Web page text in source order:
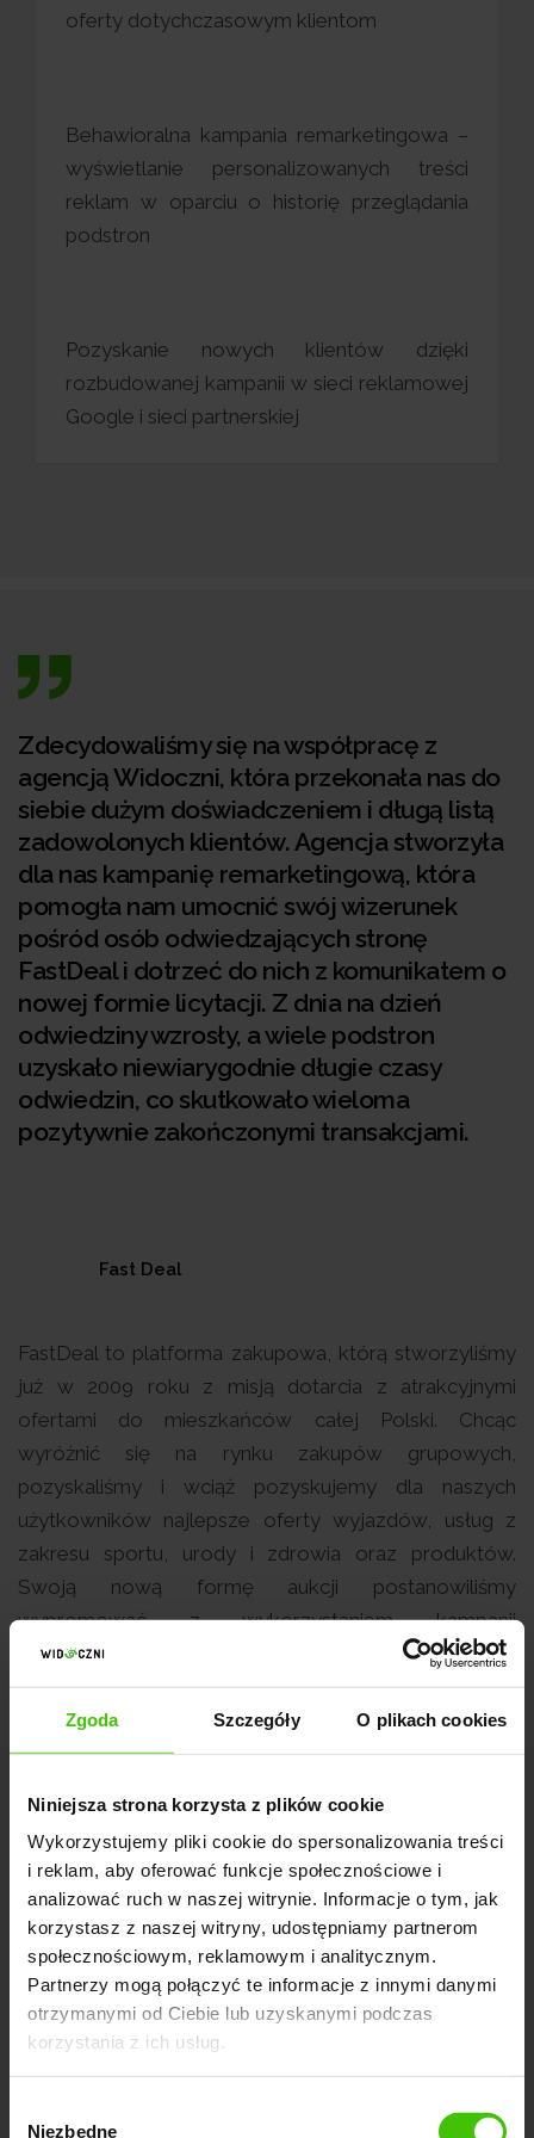
Zgoda Szczegóły O plikach cookies
Niniejsza strona korzysta z plików cookie
Wykorzystujemy pliki cookie do spersonalizowania treści
i reklam, aby oferować funkcje społecznościowe i
analizować ruch w naszej witrynie. Informacje o tym, jak
korzystasz z naszej witryny, udostępniamy partnerom
społecznościowym, reklamowym i analitycznym.
Partnerzy mogą połączyć te informacje z innymi danymi
otrzymanymi od Ciebie lub uzyskanymi podczas
korzystania z ich usług.
Niezbędne
oferty dotychczasowym klientom
Behawioralna kampania remarketingowa –
wyświetlanie personalizowanych treści
reklam w oparciu o historię przeglądania
podstron
Pozyskanie nowych klientów dzięki
rozbudowanej kampanii w sieci reklamowej
Google i sieci partnerskiej
Zdecydowaliśmy się na współpracę z
agencją Widoczni, która przekonała nas do
siebie dużym doświadczeniem i długą listą
zadowolonych klientów. Agencja stworzyła
dla nas kampanię remarketingową, która
pomogła nam umocnić swój wizerunek
pośród osób odwiedzających stronę
FastDeal i dotrzeć do nich z komunikatem o
nowej formie licytacji. Z dnia na dzień
odwiedziny wzrosły, a wiele podstron
uzyskało niewiarygodnie długie czasy
odwiedzin, co skutkowało wieloma
pozytywnie zakończonymi transakcjami.
Fast Deal
FastDeal to platforma zakupowa, którą stworzyliśmy
już w 2009 roku z misją dotarcia z atrakcyjnymi
ofertami do mieszkańców całej Polski. Chcąc
wyróżnić się na rynku zakupów grupowych,
pozyskaliśmy i wciąż pozyskujemy dla naszych
użytkowników najlepsze oferty wyjazdów, usług z
zakresu sportu, urody i zdrowia oraz produktów.
Swoją nową formę aukcji postanowiliśmy
wypromować z wykorzystaniem kampanii
reklamowej w sieci Google.
Zdecydowaliśmy się na współpracę z agencją
Agencja stworzyła dla nas kampanię remarketingową,
która pomogła nam umocnić swój wizerunek pośród
osób odwiedzających stronę FastDeal i dotrzeć do
nich z komunikatem o nowej formie licytacji. Z dnia na
dzień odwiedziny wzrosły
, a wiele podstron uzyskało
niewiarygodnie długie czasy odwiedzin, co
skutkowało wieloma pozytywnie zakończonymi
transakcjami.